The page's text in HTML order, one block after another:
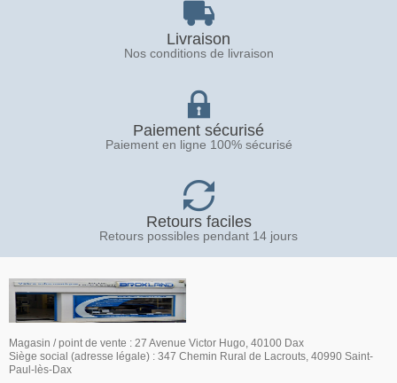
Livraison
Nos conditions de livraison
Paiement sécurisé
Paiement en ligne 100% sécurisé
Retours faciles
Retours possibles pendant 14 jours
Magasin / point de vente : 27 Avenue Victor Hugo, 40100 Dax
Siège social (adresse légale) : 347 Chemin Rural de Lacrouts, 40990 Saint-
Paul-lès-Dax